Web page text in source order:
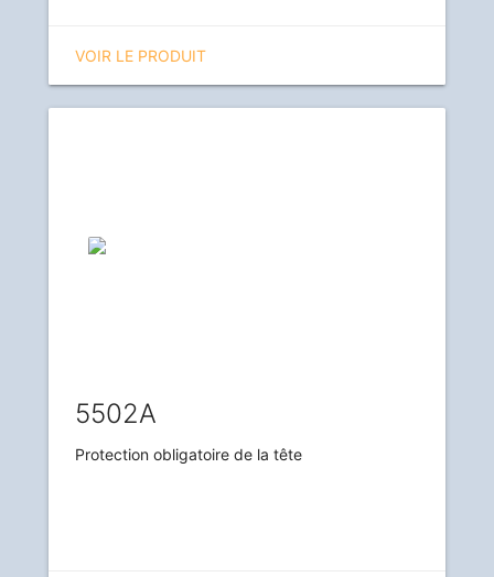
VOIR LE PRODUIT
5502A
Protection obligatoire de la tête